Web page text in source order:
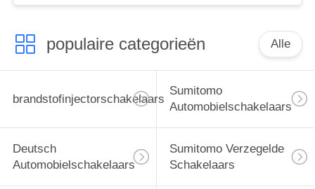
populaire categorieën Alle
brandstofinjectorschakelaars
Sumitomo
Automobielschakelaars
Deutsch
Automobielschakelaars
Sumitomo Verzegelde
Schakelaars